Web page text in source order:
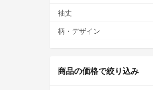
袖丈
柄・デザイン
商品の価格で絞り込み